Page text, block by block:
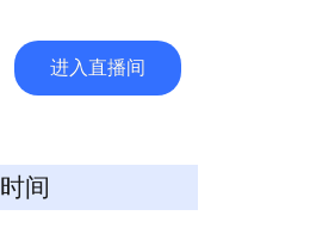
进入直播间
时间